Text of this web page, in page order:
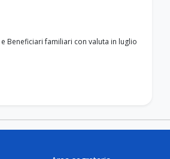
Beneficiari familiari con valuta in luglio